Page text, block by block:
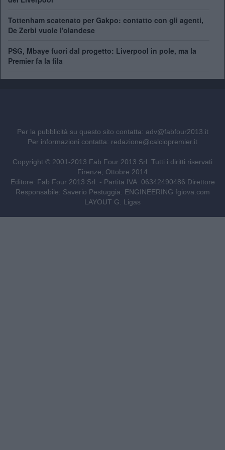
Tottenham scatenato per Gakpo: contatto con gli agenti,
De Zerbi vuole l'olandese
PSG, Mbaye fuori dal progetto: Liverpool in pole, ma la
Premier fa la fila
Per la pubblicità su questo sito contatta: adv@fabfour2013.it
Per informazioni contatta: redazione@calciopremier.it
Copyright © 2001-2013 Fab Four 2013 Srl. Tutti i diritti riservati
Firenze, Ottobre 2014
Editore: Fab Four 2013 Srl. - Partita IVA: 06342490486 Direttore
Responsabile: Saverio Pestuggia. ENGINEERING fgiova.com
LAYOUT G. Ligas